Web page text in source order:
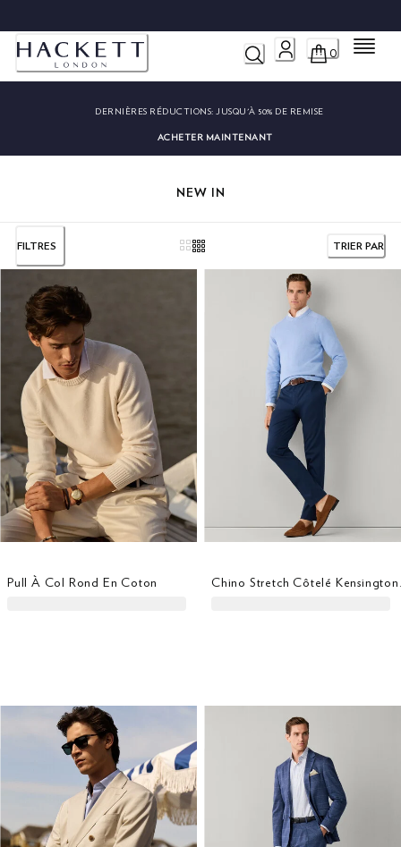
0 Menu
DERNIÈRES RÉDUCTIONS: JUSQU'À 50% DE REMISE
ACHETER MAINTENANT
NEW IN
FILTRES TRIER PAR
Pull À Col Rond En Coton